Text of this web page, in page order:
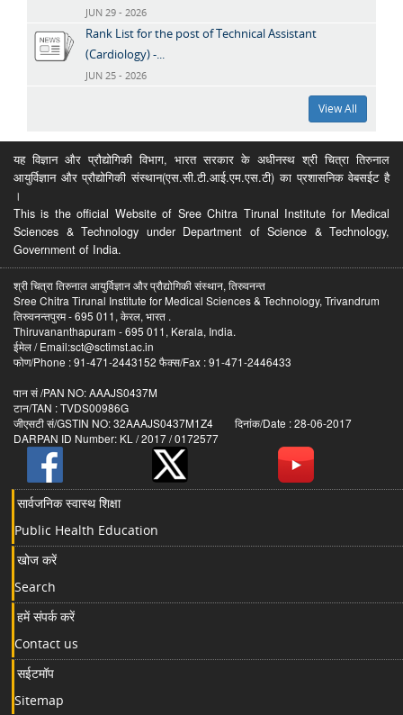
JUN 29 - 2026
Rank List for the post of Technical Assistant
(Cardiology) -...
JUN 25 - 2026
View All
यह विज्ञान और प्रौद्योगिकी विभाग, भारत सरकार के अधीनस्थ श्री चित्रा तिरुनाल
आयुर्विज्ञान और प्रौद्योगिकी संस्थान(एस.सी.टी.आई.एम.एस.टी) का प्रशासनिक वेबसईट है
।
This is the official Website of Sree Chitra Tirunal Institute for Medical
Sciences & Technology under Department of Science & Technology,
Government of India.
श्री चित्रा तिरुनाल आयुर्विज्ञान और प्रौद्योगिकी संस्थान, तिरुवनन्त
Sree Chitra Tirunal Institute for Medical Sciences & Technology, Trivandrum
तिरुवनन्तपुरम - 695 011, केरल, भारत .
Thiruvananthapuram - 695 011, Kerala, India.
ईमेल / Email:sct@sctimst.ac.in
फोण/Phone : 91-471-2443152 फैक्स/Fax : 91-471-2446433
पान सं /PAN NO: AAAJS0437M
टान/TAN : TVDS00986G
जीएसटी सं/GSTIN NO: 32AAAJS0437M1Z4 दिनांक/Date : 28-06-2017
DARPAN ID Number: KL / 2017 / 0172577
सार्वजनिक स्वास्थ शिक्षा
Public Health Education
खोज करें
Search
हमें संपर्क करें
Contact us
सईटमॉप
Sitemap